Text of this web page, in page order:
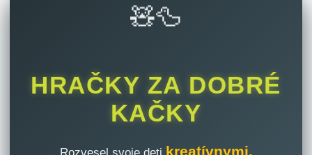
🧸🦆
HRAČKY ZA DOBRÉ
KAČKY
kreatívnymi,